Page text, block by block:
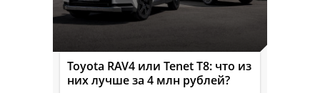
Toyota RAV4 или Tenet T8: что из
них лучше за 4 млн рублей?